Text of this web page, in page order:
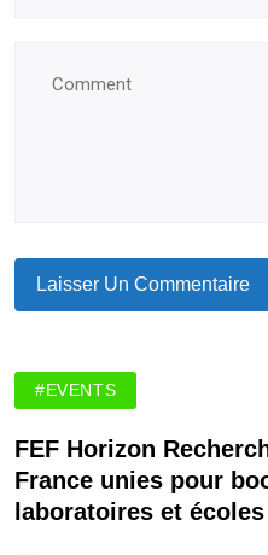
#EVENTS
FEF Horizon
France unies pour
laboratoires et